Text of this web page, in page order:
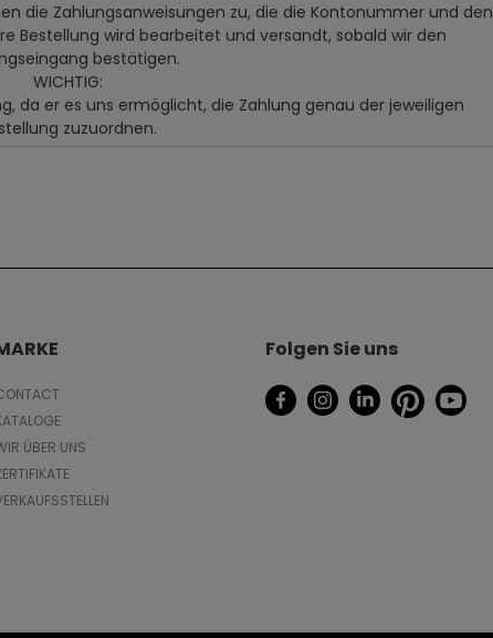
die Zahlungsanweisungen zu, die die Kontonummer und den
Bestellung wird bearbeitet und versandt, sobald wir den
bestätigen.
WICHTIG:
da er es uns ermöglicht, die Zahlung genau der jeweiligen
zuzuordnen.
ÜBER UNS
Folgen Sie uns